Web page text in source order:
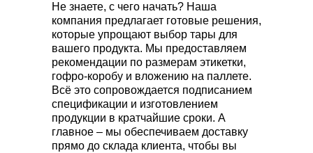
Не знаете, с чего начать? Наша
компания предлагает готовые решения,
которые упрощают выбор тары для
вашего продукта. Мы предоставляем
рекомендации по размерам этикетки,
гофро-коробу и вложению на паллете.
Всё это сопровождается подписанием
спецификации и изготовлением
продукции в кратчайшие сроки. А
главное – мы обеспечиваем доставку
прямо до склада клиента, чтобы вы